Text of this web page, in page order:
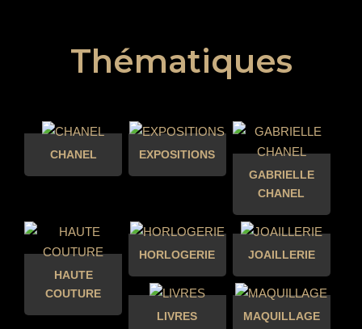
Thématiques
CHANEL
EXPOSITIONS
GABRIELLE
CHANEL
HAUTE
COUTURE
HORLOGERIE JOAILLERIE
LIVRES MAQUILLAGE